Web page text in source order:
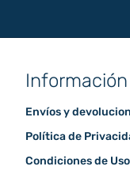
Información
Envíos y
Política de
Condiciones de Uso